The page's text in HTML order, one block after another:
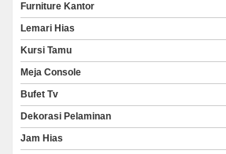
Furniture Kantor
Lemari Hias
Kursi Tamu
Meja Console
Bufet Tv
Dekorasi Pelaminan
Jam Hias